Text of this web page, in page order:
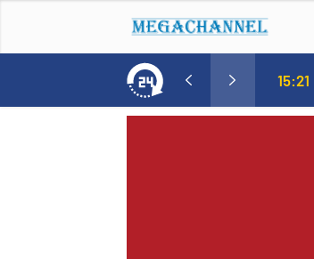
Norweç silahlı kuvvetleri kadınlardan oluşan özel kuvvetler eğitimlerini başlattı.